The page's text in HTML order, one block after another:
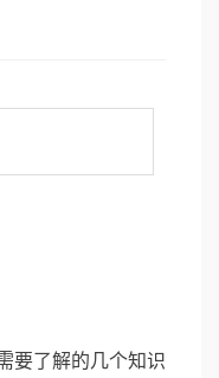
要了解的几个知识